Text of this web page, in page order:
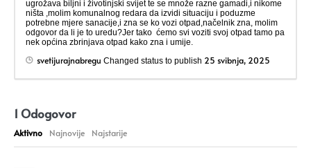
ugrožava biljni i životinjski svijet te se množe razne gamadi,i nikome
ništa ,molim komunalnog redara da izvidi situaciju i poduzme
potrebne mjere sanacije,i zna se ko vozi otpad,načelnik zna, molim
odgovor da li je to uredu?Jer tako ćemo svi voziti svoj otpad tamo pa
nek općina zbrinjava otpad kako zna i umije.
svetijurajnabregu Changed status to publish 25 svibnja, 2025
1 Odogovor
Aktivno Najnovije Najstarije